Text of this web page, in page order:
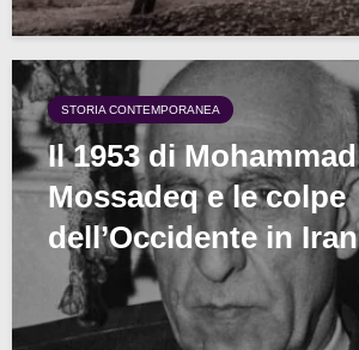
STORIA CONTEMPORANEA
Il 1953 di Mohammad
Mossadeq e le colpe
dell’Occidente in Iran